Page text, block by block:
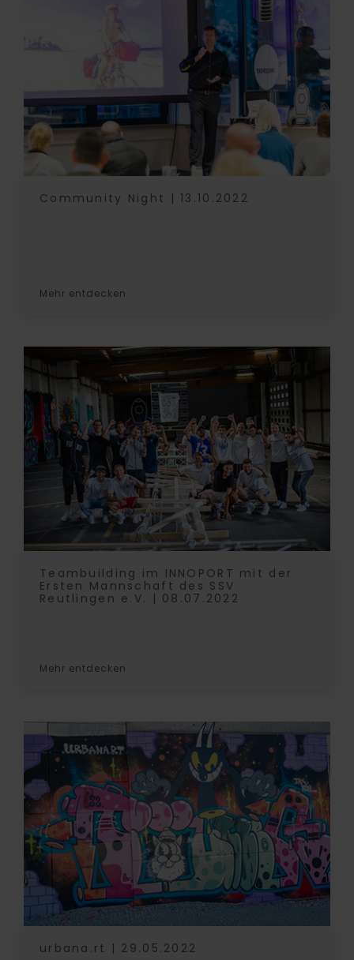
Community Night | 13.10.2022
Mehr entdecken
Teambuilding im INNOPORT mit der
Ersten Mannschaft des SSV
Reutlingen e.V. | 08.07.2022
Mehr entdecken
urbana.rt | 29.05.2022